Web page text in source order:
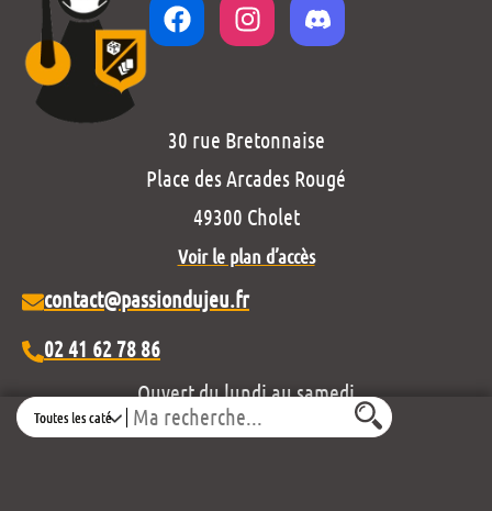
Search
30 rue Bretonnaise
Place des Arcades Rougé
49300 Cholet
Voir le plan d’accès
contact@passiondujeu.fr
02 41 62 78 86
Ouvert du lundi au samedi
de 10h00 à 19h30